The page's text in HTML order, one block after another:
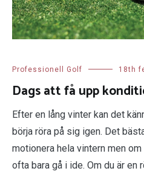
Professionell Golf 18th
Dags att få upp
Efter en lång vinter kan det
börja röra på sig igen. Det
motionera hela vintern men
ofta bara gå i ide. Om du är en